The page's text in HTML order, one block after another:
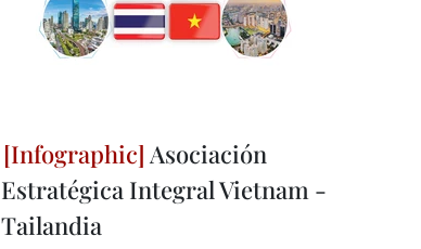
Asociación
Estratégica Integral Vietnam -
Tailandia